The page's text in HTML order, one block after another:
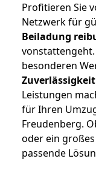
Profitieren Sie
Netzwerk für
Beiladung
besonderen
Leistungen
für Ihren
Freudenberg.
oder ein
passende